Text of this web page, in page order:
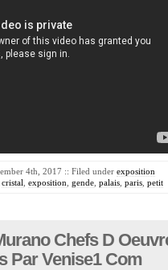
4th, 2017 :: Filed under exposition
cristal exposition gende palais paris petit
Chefs D
Par Venise1 Com